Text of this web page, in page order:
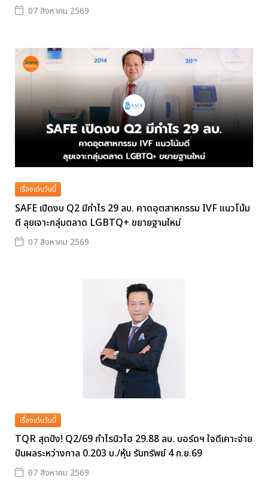
07 สิงหาคม 2569
เรื่องเด่นวันนี้
SAFE เปิดงบ Q2 มีกำไร 29 ลบ. คาดอุตสาหกรรม IVF แนวโน้ม
ดี ลุยเจาะกลุ่มตลาด LGBTQ+ ขยายฐานใหม่
07 สิงหาคม 2569
เรื่องเด่นวันนี้
TQR สุดปัง! Q2/69 กำไรนิวไฮ 29.88 ลบ. บอร์ดฯ ใจดีเคาะจ่าย
ปันผลระหว่างกาล 0.203 บ./หุ้น รับทรัพย์ 4 ก.ย.69
07 สิงหาคม 2569